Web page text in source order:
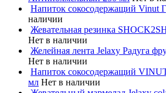
Напиток сокосодержащий Vinut
наличии
Жевательная резинка
Нет в наличии
Желейная лента Jelaxy Радуга
Нет в наличии
Напиток сокосодержащий
мл Нет в наличии